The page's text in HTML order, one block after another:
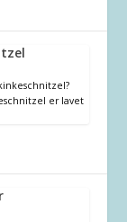
er lavet